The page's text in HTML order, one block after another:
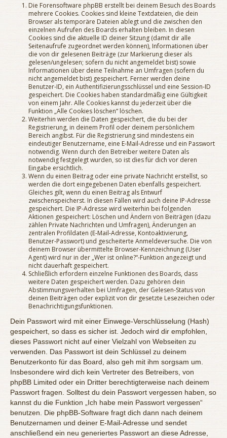
Die Forensoftware phpBB erstellt bei deinem Besuch des Boards
mehrere Cookies. Cookies sind kleine Textdateien, die dein
Browser als temporäre Dateien ablegt und die zwischen den
einzelnen Aufrufen des Boards erhalten bleiben. In diesen
Cookies sind die aktuelle ID deiner Sitzung (damit dir alle
Seitenaufrufe zugeordnet werden können), Informationen über
die von dir gelesenen Beiträge (zur Markierung dieser als
gelesen/ungelesen; sofern du nicht angemeldet bist) sowie
Informationen über deine Teilnahme an Umfragen (sofern du
nicht angemeldet bist) gespeichert. Ferner werden deine
Benutzer-ID, ein Authentifizierungsschlüssel und eine Session-ID
gespeichert. Die Cookies haben standardmäßig eine Gültigkeit
von einem Jahr. Alle Cookies kannst du jederzeit über die
Funktion „Alle Cookies löschen“ löschen.
Weiterhin werden die Daten gespeichert, die du bei der
Registrierung, in deinem Profil oder deinem persönlichem
Bereich angibst. Für die Registrierung sind mindestens ein
eindeutiger Benutzername, eine E-Mail-Adresse und ein Passwort
notwendig. Wenn durch den Betreiber weitere Daten als
notwendig festgelegt wurden, so ist dies für dich vor deren
Eingabe ersichtlich.
Wenn du einen Beitrag oder eine private Nachricht erstellst, so
werden die dort eingegebenen Daten ebenfalls gespeichert.
Gleiches gilt, wenn du einen Beitrag als Entwurf
zwischenspeicherst. In diesen Fällen wird auch deine IP-Adresse
gespeichert. Die IP-Adresse wird weiterhin bei folgenden
Aktionen gespeichert: Löschen und Ändern von Beiträgen (dazu
zählen Private Nachrichten und Umfragen), Änderungen an
zentralen Profildaten (E-Mail-Adresse, Kontoaktivierung,
Benutzer-Passwort) und gescheiterte Anmeldeversuche. Die von
deinem Browser übermittelte Browser-Kennzeichnung (User
Agent) wird nur in der „Wer ist online?“-Funktion angezeigt und
nicht dauerhaft gespeichert.
Schließlich erfordern einzelne Funktionen des Boards, dass
weitere Daten gespeichert werden. Dazu gehören dein
Abstimmungsverhalten bei Umfragen, der Gelesen-Status von
deinen Beiträgen oder explizit von dir gesetzte Lesezeichen oder
Benachrichtigungsfunktionen.
Dein Passwort wird mit einer Einwege-Verschlüsselung (Hash)
gespeichert, so dass es sicher ist. Jedoch wird dir empfohlen,
dieses Passwort nicht auf einer Vielzahl von Webseiten zu
verwenden. Das Passwort ist dein Schlüssel zu deinem
Benutzerkonto für das Board, also geh mit ihm sorgsam um.
Insbesondere wird dich kein Vertreter des Betreibers, von
phpBB Limited oder ein Dritter berechtigterweise nach deinem
Passwort fragen. Solltest du dein Passwort vergessen haben, so
kannst du die Funktion „Ich habe mein Passwort vergessen“
benutzen. Die phpBB-Software fragt dich dann nach deinem
Benutzernamen und deiner E-Mail-Adresse und sendet
anschließend ein neu generiertes Passwort an diese Adresse,